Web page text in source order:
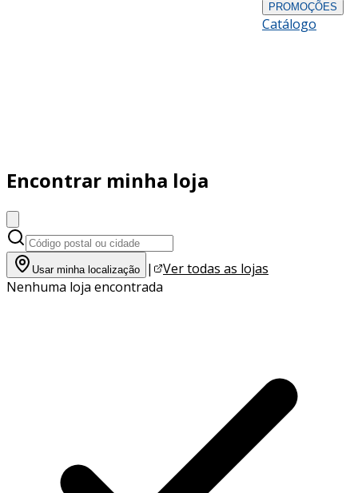
PROMOÇÕES
Catálogo
Encontrar minha loja
Usar minha localização |
Ver todas as lojas
Nenhuma loja encontrada